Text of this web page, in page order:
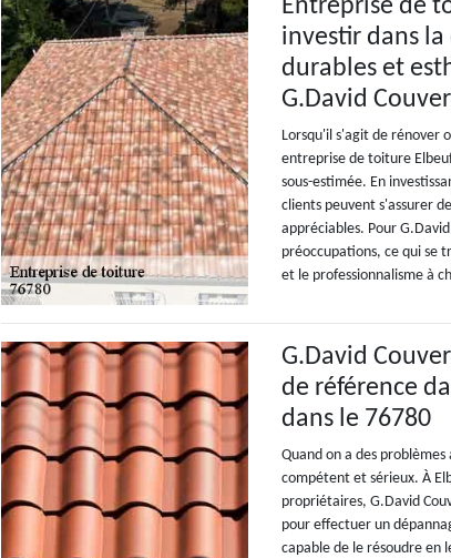
Entreprise de
investir dans
durables et
G.David
Lorsqu'il s'agit de rénover
entreprise de toiture
sous-estimée. En
clients peuvent s'assurer
appréciables. Pour
préoccupations, ce qui se
et le professionnalisme à
G.David
de référence
dans le 76780
Quand on a des
compétent et sérieux. À
propriétaires, G.David
pour effectuer un
capable de le résoudre en